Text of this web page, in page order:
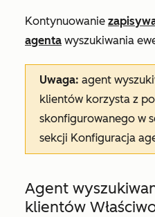
Kontynuowanie
agenta wyszukiwania
Uwaga: agent
klientów korzysta z
skonfigurowanego w
sekcji Konfiguracja
Agent
klientów